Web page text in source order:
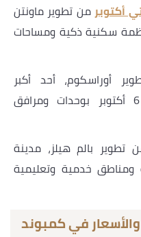
أكتوبرمن تطوير ماونتن
سكنية ذكية ومساحات
أوراسكوم، أحد أكبر
المجتمعات المتكاملة في 6 أكتوبر بوحدات ومرافق
بالم هيلز، مدينة
خدمية وتعليمية
في كمبوند